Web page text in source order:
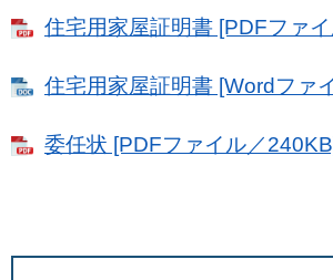
住宅用家屋証明書 [PDFファ
住宅用家屋証明書 [Wordファ
委任状 [PDFファイル／